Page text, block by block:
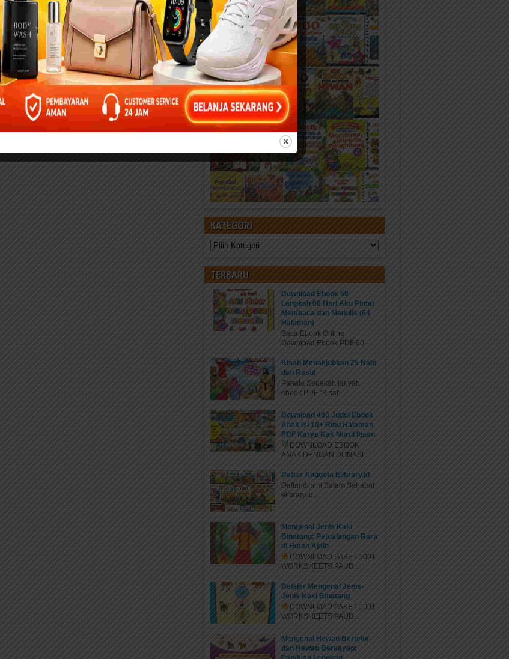
KATEGORI
Kategori
TERBARU
Download Ebook 60
Langkah 60 Hari Aku Pintar
Membaca dan Menulis (64
Halaman)
Baca Ebook Online
Download Ebook PDF 60...
Kisah Menakjubkan 25 Nabi
dan Rasul
Pahala Sedekah jariyah
ebook PDF “Kisah...
Download 400 Judul Ebook
Anak Isi 10+ Ribu Halaman
PDF Karya Kak Nurul Ihsan
DOWNLOAD EBOOK
ANAK DENGAN DONASI...
Daftar Anggota Elibrary.id
Daftar di sini Salam Sahabat
elibrary.id...
Mengenal Jenis Kaki
Binatang: Petualangan Rara
di Hutan Ajaib
DOWNLOAD PAKET 1001
WORKSHEETS PAUD...
Belajar Mengenal Jenis-
Jenis Kaki Binatang
DOWNLOAD PAKET 1001
WORKSHEETS PAUD...
Mengenal Hewan Bertelur
dan Hewan Bersayap: